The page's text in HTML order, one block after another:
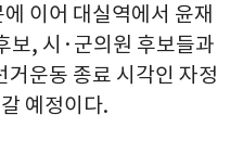
이어 대실역에서 윤재
보, 시·군의원 후보들과
거운동 종료 시각인 자정
예정이다.